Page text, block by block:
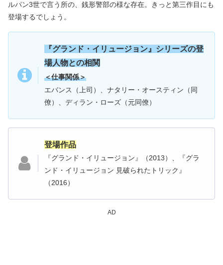
ルパン3世で言う所の、銭形警部の様な存在。きっと第三作目にも
登場するでしょう。
『グランド・イリュージョン』シリーズの登
場人物との相関
＜仕事関係＞
エバンス（上司）、ナタリー・オースティン（同
僚）、ディラン・ローズ（元同僚）
登場作品
『グランド・イリュージョン』（2013）、『グラ
ンド・イリュージョン 見破られたトリック』
（2016）
AD